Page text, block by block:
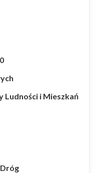
Ludności i Mieszkań